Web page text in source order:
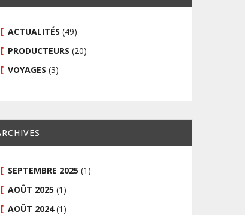
ACTUALITÉS (49)
PRODUCTEURS (20)
VOYAGES (3)
SEPTEMBRE 2025 (1)
AOÛT 2025 (1)
AOÛT 2024(1)